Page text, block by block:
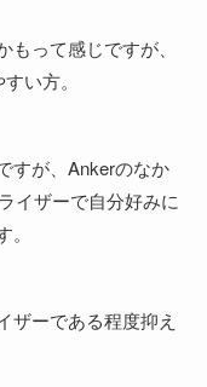
って感じですが、
い方。
すが、Ankerのなか
イザーで自分好みに
ザーである程度抑え